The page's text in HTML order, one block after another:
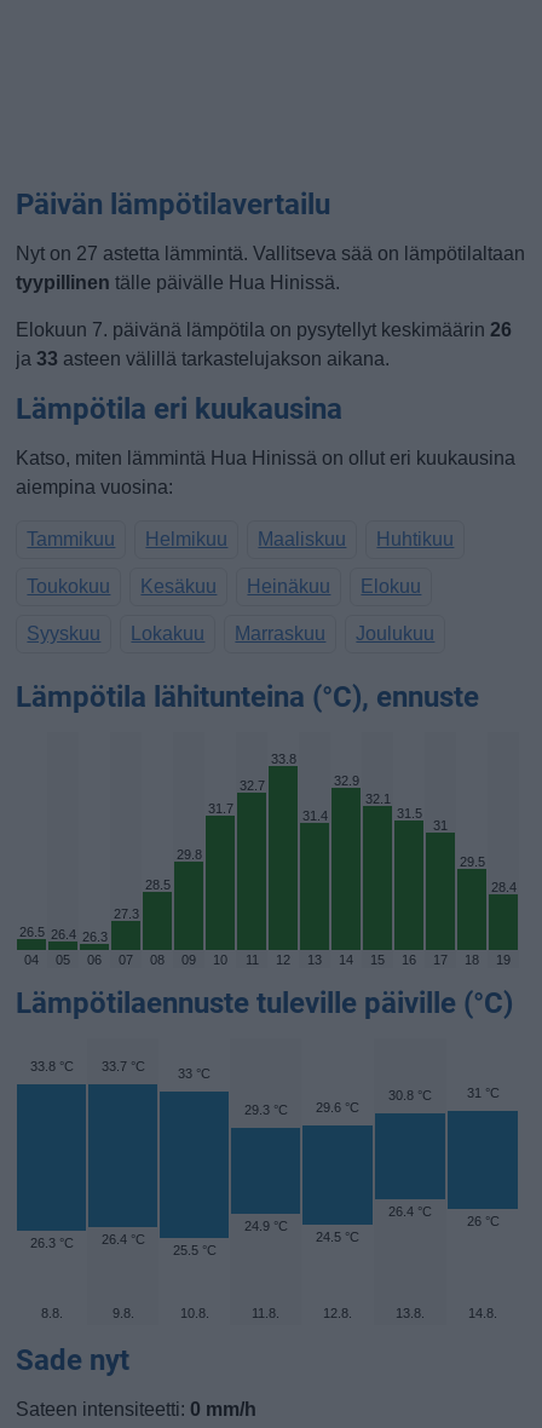
Päivän lämpötilavertailu
Nyt on 27 astetta lämmintä. Vallitseva sää on lämpötilaltaan
tyypillinen tälle päivälle Hua Hinissä.
Elokuun 7. päivänä lämpötila on pysytellyt keskimäärin26
ja33 asteen välillä tarkastelujakson aikana.
Lämpötila eri kuukausina
Katso, miten lämmintä Hua Hinissä on ollut eri kuukausina
aiempina vuosina:
Tammikuu Helmikuu Maaliskuu Huhtikuu
Toukokuu Kesäkuu Heinäkuu Elokuu
Syyskuu Lokakuu Marraskuu Joulukuu
Lämpötila lähitunteina (°C), ennuste
26.5 26.4 26.3
27.3
28.5
29.8
31.7
32.7
33.8
31.4
32.9
32.1
31.5
31
29.5
28.4
04 05 06 07 08 09 10 11 12 13 14 15 16 17 18 19
Lämpötilaennuste tuleville päiville (°C)
33.8 °C
26.3 °C
33.7 °C
26.4 °C
33 °C
25.5 °C
29.3 °C
24.9 °C
29.6 °C
24.5 °C
30.8 °C
26.4 °C
31 °C
26 °C
8.8. 9.8. 10.8. 11.8. 12.8. 13.8. 14.8.
Sade nyt
Sateen intensiteetti: 0 mm/h